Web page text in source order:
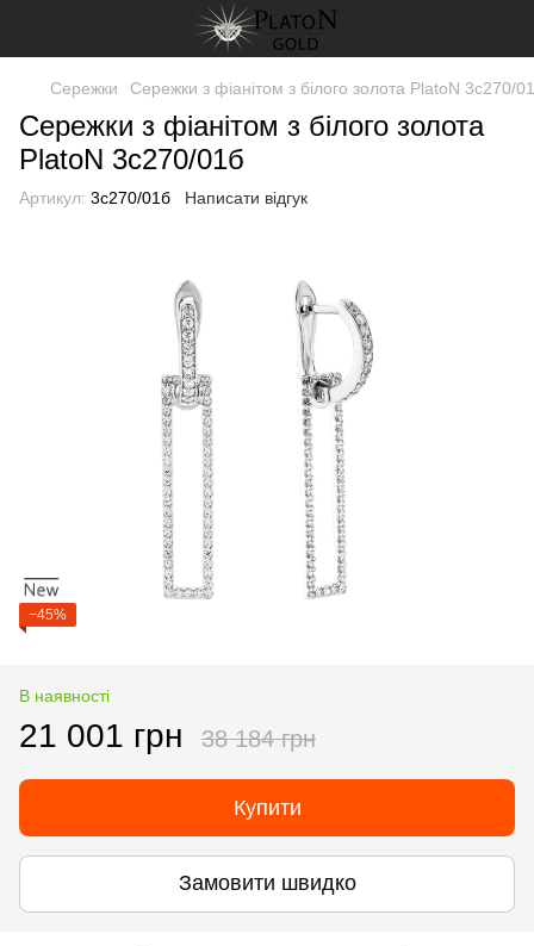
Сережки Сережки з фіанітом з білого золота PlatoN 3с270/
Сережки з фіанітом з білого золота
PlatoN 3с270/01б
Артикул: 3с270/01б Написати відгук
−45%
В наявності
21 001 грн 38 184 грн
Купити
Замовити швидко